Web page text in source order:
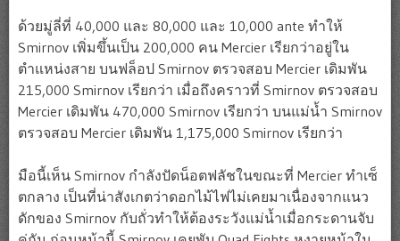
ด้วยมู่ลี่ที่ 40,000 และ 80,000 และ 10,000 ante ทำให้
Smirnov เพิ่มขึ้นเป็น 200,000 คน Mercier เรียกว่าอยู่ใน
ตำแหน่งสาย บนฟล็อป Smirnov ตรวจสอบ Mercier เดิมพัน
215,000 Smirnov เรียกว่า เมื่อถึงคราวที่ Smirnov ตรวจสอบ
Mercier เดิมพัน 470,000 Smirnov เรียกว่า บนแม่น้ำ Smirnov
ตรวจสอบ Mercier เดิมพัน 1,175,000 Smirnov เรียกว่า
มือนี้เห็น Smirnov กำลังปัดน็อตฟลัชในขณะที่ Mercier ทำเซ็
ตกลาง เป็นที่น่าสังเกตว่าดอกไม้ไฟไม่เคยมาเนื่องจากแนว
ดักของ Smirnov กับถั่วทำให้ต้องระวังแม่น้ำเมื่อกระดานจับ